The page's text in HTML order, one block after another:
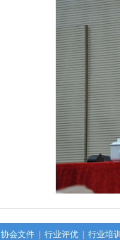
协会文件| 行业评优| 行业培